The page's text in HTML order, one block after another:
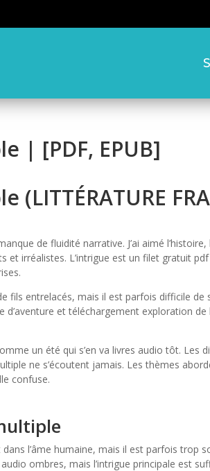
| [PDF, EPUB]
(LITTÉRATURE
de fluidité narrative. J’ai aimé
et irréalistes. L’intrigue est un filet gratuit
fils entrelacés, mais il est parfois difficile de
et téléchargement exploration
un été qui s’en va livres audio tôt. Les
ne s’écoutent jamais. Les thèmes
confuse.
l’âme humaine, mais il est parfois trop
ombres, mais l’intrigue principale est